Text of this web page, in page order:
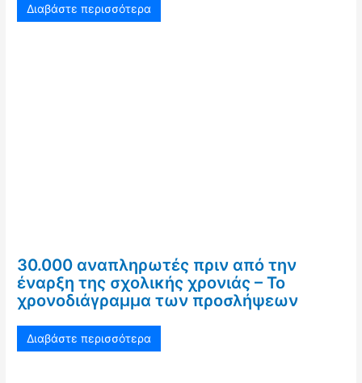
Διαβάστε περισσότερα
30.000 αναπληρωτές πριν από την
έναρξη της σχολικής χρονιάς – Το
χρονοδιάγραμμα των προσλήψεων
Διαβάστε περισσότερα